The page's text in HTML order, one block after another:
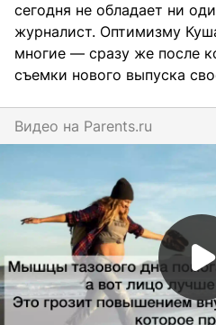
сегодня не обладает ни
журналист. Оптимизму
многие — сразу же после
съемки нового выпуска
Видео на parents.ru